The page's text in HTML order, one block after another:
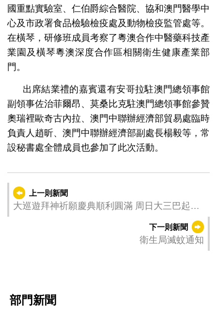
國重點實驗室、仁伯爵綜合醫院、協和澳門醫學中
心及市政署食品檢驗檢疫處及動物檢疫監管處等。
在橫琴，研修班成員考察了粵澳合作中醫藥科技產
業園及橫琴粵澳深度合作區相關衛生健康產業部
門。
出席結業禮的嘉賓還有安哥拉駐澳門總領事館
副領事佐治菲爾昂、莫桑比克駐澳門總領事館參贊
奧瑞裡歐奇古內拉、澳門中聯辦經濟部貿易處臨時
負責人趙昕、澳門中聯辦經濟部副處長楊毅等，常
設秘書處全體成員也參加了此次活動。
上一則新聞
大巡遊拜神祈願慶典順利圓滿 周日大三巴起
下一則新聞
衛生局滅蚊通知
部門新聞